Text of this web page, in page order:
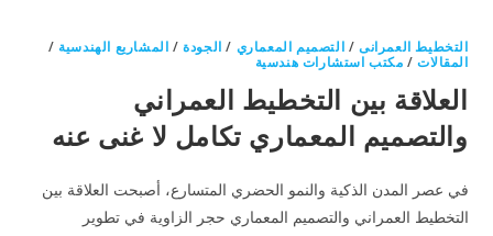
التخطيط العمرانى / التصميم المعماري / الجودة/ المشاريع الهندسية /
المقالات/ مكتب استشارات هندسية
العلاقة بين التخطيط العمراني
والتصميم المعماري تكامل لا غنى عنه
في عصر المدن الذكية والنمو الحضري المتسارع، أصبحت العلاقة بين
التخطيط العمراني والتصميم المعماري حجر الزاوية في تطوير